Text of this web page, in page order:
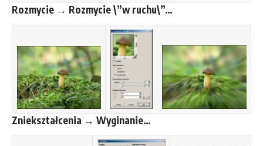
Rozmycie → Rozmycie \”w ruchu\”…
Zniekształcenia → Wyginanie…